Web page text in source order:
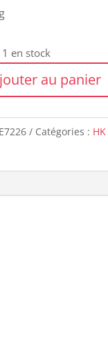
en stock
au panier
Catégories :